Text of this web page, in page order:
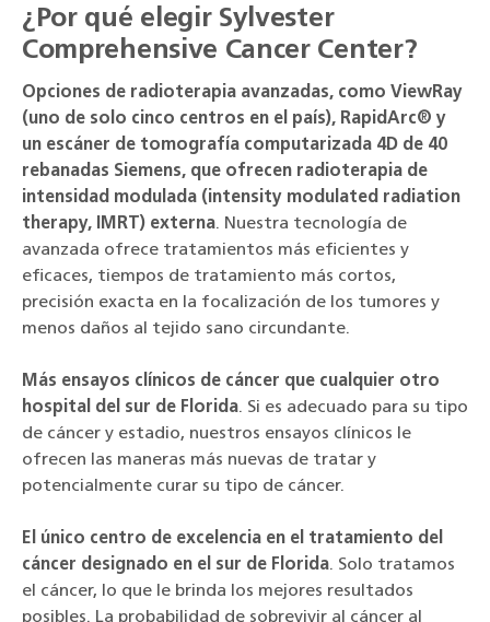
¿Por qué elegir Sylvester
Comprehensive Cancer Center?
Opciones de radioterapia avanzadas, como ViewRay
(uno de solo cinco centros en el país), RapidArc® y
un escáner de tomografía computarizada 4D de 40
rebanadas Siemens, que ofrecen radioterapia de
intensidad modulada (intensity modulated radiation
therapy, IMRT) externa. Nuestra tecnología de
avanzada ofrece tratamientos más eficientes y
eficaces, tiempos de tratamiento más cortos,
precisión exacta en la focalización de los tumores y
menos daños al tejido sano circundante.
Más ensayos clínicos de cáncer que cualquier otro
hospital del sur de Florida. Si es adecuado para su tipo
de cáncer y estadio, nuestros ensayos clínicos le
ofrecen las maneras más nuevas de tratar y
potencialmente curar su tipo de cáncer.
El único centro de excelencia en el tratamiento del
cáncer designado en el sur de Florida. Solo tratamos
el cáncer, lo que le brinda los mejores resultados
posibles. La probabilidad de sobrevivir al cáncer al